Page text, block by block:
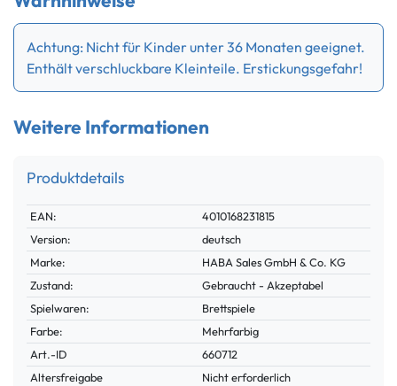
Achtung: Nicht für Kinder unter 36 Monaten geeignet.
Enthält verschluckbare Kleinteile. Erstickungsgefahr!
Weitere Informationen
Produktdetails
Technisches
Merkmal
Wert
EAN:
4010168231815
Version:
deutsch
Marke:
HABA Sales GmbH & Co. KG
Zustand:
Gebraucht - Akzeptabel
Spielwaren:
Brettspiele
Farbe:
Mehrfarbig
Technisches
Merkmal
Wert
Art.-ID
660712
Altersfreigabe
Nicht erforderlich